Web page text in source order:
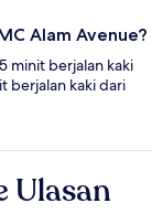
Alam Avenue?
minit berjalan kaki
berjalan kaki dari
Ulasan